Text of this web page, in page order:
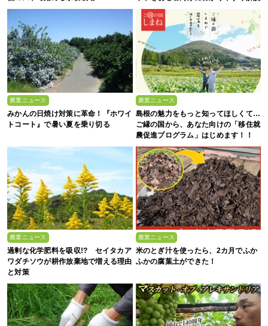
農業ニュース
みかんの日焼け対策に革命！『ホワイ
トコート』で暑い夏を乗り切る
農業ニュース
島根の魅力をもっと知ってほしくて…
ご縁の国から、あなた向けの「移住就
農促進プログラム」はじめます！！
農業ニュース
過剰な化学肥料を吸収!? セイタカア
ワダチソウが耕作放棄地で増える理由
と対策
農業ニュース
米のとぎ汁を使ったら、2カ月でふか
ふかの腐葉土ができた！